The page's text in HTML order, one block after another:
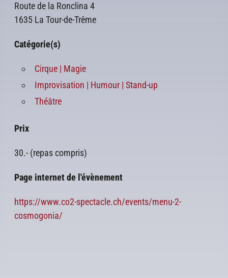
Route de la Ronclina 4
1635 La Tour-de-Trême
Catégorie(s)
Cirque | Magie
Improvisation | Humour | Stand-up
Théâtre
Prix
30.- (repas compris)
Page internet de l'évènement
https://www.co2-spectacle.ch/events/menu-2-
cosmogonia/